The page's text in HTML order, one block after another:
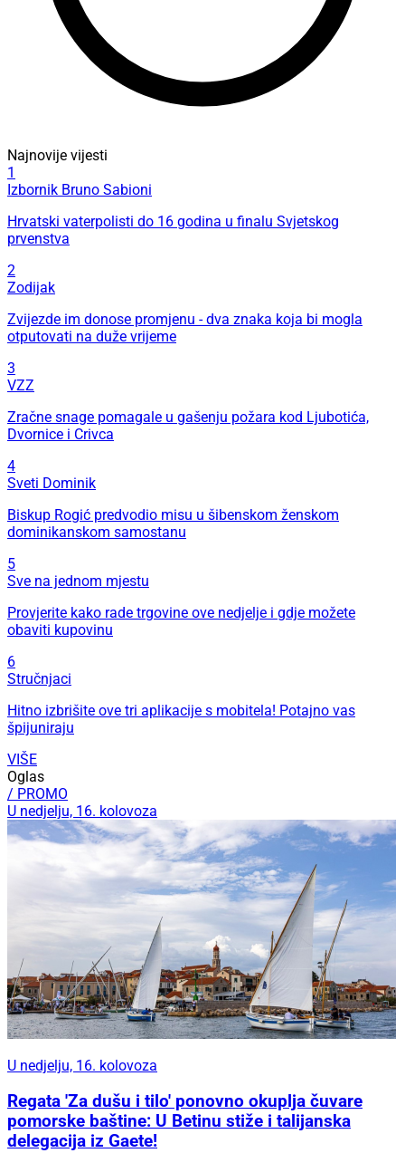
Najnovije vijesti
1
Izbornik Bruno Sabioni
Hrvatski vaterpolisti do 16 godina u finalu Svjetskog
prvenstva
2
Zodijak
Zvijezde im donose promjenu - dva znaka koja bi mogla
otputovati na duže vrijeme
3
VZZ
Zračne snage pomagale u gašenju požara kod Ljubotića,
Dvornice i Crivca
4
Sveti Dominik
Biskup Rogić predvodio misu u šibenskom ženskom
dominikanskom samostanu
5
Sve na jednom mjestu
Provjerite kako rade trgovine ove nedjelje i gdje možete
obaviti kupovinu
6
Stručnjaci
Hitno izbrišite ove tri aplikacije s mobitela! Potajno vas
špijuniraju
VIŠE
Oglas
/ PROMO
U nedjelju, 16. kolovoza
U nedjelju, 16. kolovoza
Regata 'Za dušu i tilo' ponovno okuplja čuvare
pomorske baštine: U Betinu stiže i talijanska
delegacija iz Gaete!